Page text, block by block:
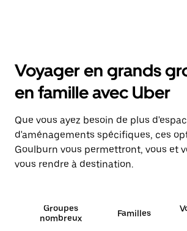
Voyager en grands
en famille avec Uber
Que vous ayez besoin de plus
d'aménagements spécifiques, ces
Goulburn vous permettront, vous et
vous rendre à destination.
Groupes
nombreux
Familles